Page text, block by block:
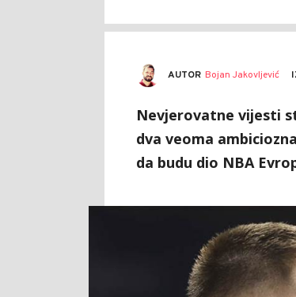
AUTOR Bojan Jakovljević
Nevjerovatne vijesti
dva veoma
da budu dio NBA